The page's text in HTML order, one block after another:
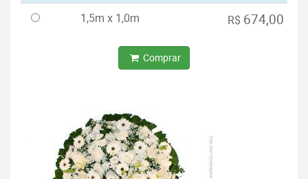
1,5m x 1,0m R$ 674,00
Comprar